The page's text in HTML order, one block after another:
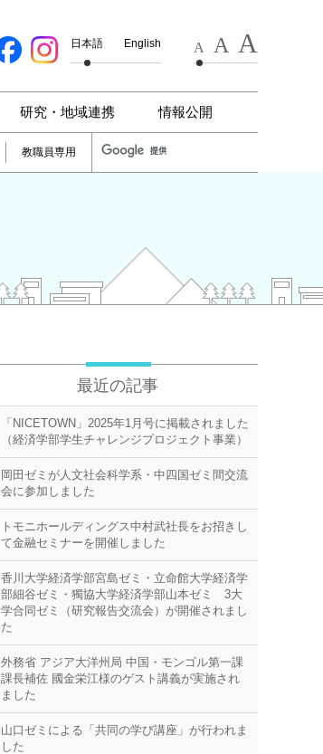
日本語 English A A A
研究・地域連携 情報公開
教職員専用
最近の記事
「NICETOWN」2025年1月号に掲載されました
（経済学部学生チャレンジプロジェクト事業）
岡田ゼミが人文社会科学系・中四国ゼミ間交流
会に参加しました
トモニホールディングス中村武社長をお招きし
て金融セミナーを開催しました
香川大学経済学部宮島ゼミ・立命館大学経済学
部細谷ゼミ・獨協大学経済学部山本ゼミ 3大
学合同ゼミ（研究報告交流会）が開催されまし
た
外務省 アジア大洋州局 中国・モンゴル第一課
課長補佐 國金栄江様のゲスト講義が実施され
ました
山口ゼミによる「共同の学び講座」が行われま
した